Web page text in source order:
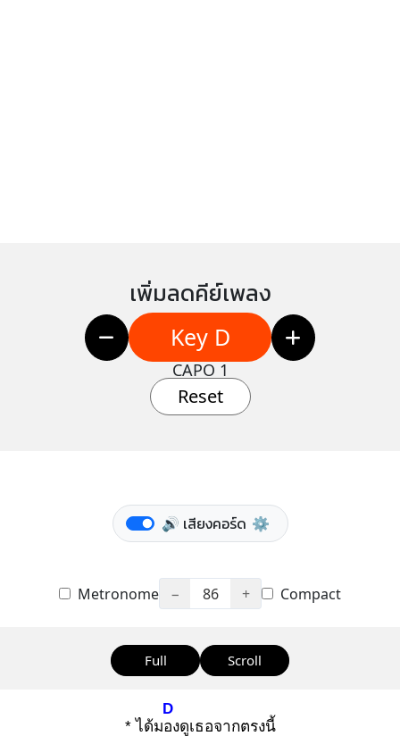
เพิ่มลดคีย์เพลง
Key D
CAPO 1
Reset
🔊 เสียงคอร์ด ⚙️
Metronome − 86 + Compact
Full Scroll
* ได้มอง
D
ดูเธอจากตรงนี้